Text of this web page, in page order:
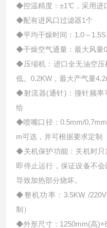
◆控温精度：±1℃，采用进
◆配有进风口过滤器1个
◆平均干燥时间：1.0～1.5S
◆干燥空气通量：最大风量
◆压缩机：进口全无油空压
低。0.2KW，最大产气量
◆射流器(通针)：撞针频率
给
◆喷嘴口径：0.5mm/
m可选，并可根据要求定制
◆关机保护功能：关机时只
即停止运行，保证设备不
导致加热部分烧坏。
◆整机功率：3.5KW /
制）
◆外形尺寸：1250mm(高